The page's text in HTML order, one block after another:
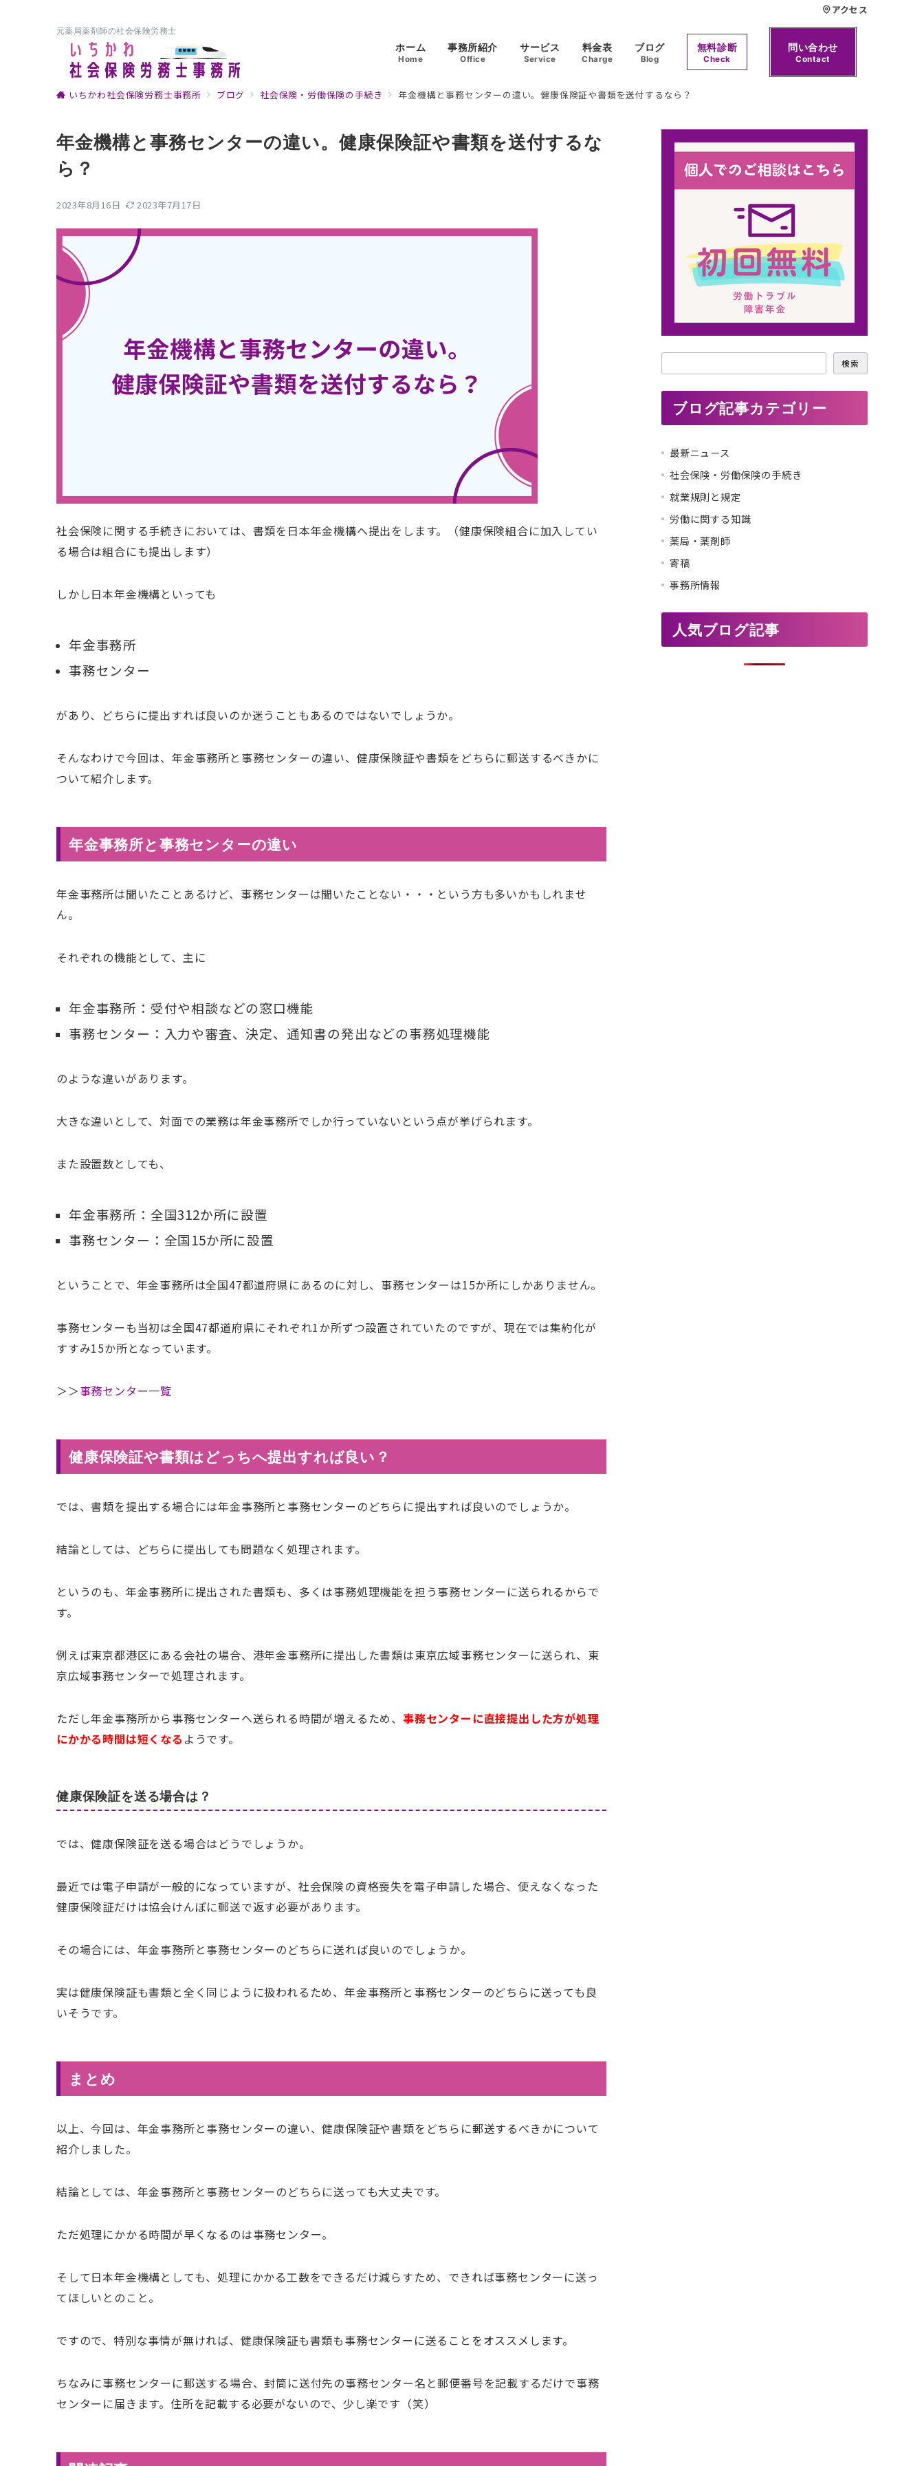
アクセス
元薬局薬剤師の社会保険労務士
ホーム
Home
事務所紹介
Office
サービス
Service
料金表
Charge
ブログ
Blog
無料診断
Check
問い合わせ
Contact
いちかわ社会保険労務士事務所 ブログ 社会保険・労働保険の手続き 年金機構と事務センターの違い。健康保険証や書類を送付するなら？
年金機構と事務センターの違い。健康保険証や書類を送付するな
ら？
2023年8月16日 2023年7月17日
社会保険に関する手続きにおいては、書類を日本年金機構へ提出をします。（健康保険組合に加入してい
る場合は組合にも提出します）
しかし日本年金機構といっても
年金事務所
事務センター
があり、どちらに提出すれば良いのか迷うこともあるのではないでしょうか。
そんなわけで今回は、年金事務所と事務センターの違い、健康保険証や書類をどちらに郵送するべきかに
ついて紹介します。
年金事務所と事務センターの違い
年金事務所は聞いたことあるけど、事務センターは聞いたことない・・・という方も多いかもしれませ
ん。
それぞれの機能として、主に
年金事務所：受付や相談などの窓口機能
事務センター：入力や審査、決定、通知書の発出などの事務処理機能
のような違いがあります。
大きな違いとして、対面での業務は年金事務所でしか行っていないという点が挙げられます。
また設置数としても、
年金事務所：全国312か所に設置
事務センター：全国15か所に設置
ということで、年金事務所は全国47都道府県にあるのに対し、事務センターは15か所にしかありません。
事務センターも当初は全国47都道府県にそれぞれ1か所ずつ設置されていたのですが、現在では集約化が
すすみ15か所となっています。
＞＞事務センター一覧
健康保険証や書類はどっちへ提出すれば良い？
では、書類を提出する場合には年金事務所と事務センターのどちらに提出すれば良いのでしょうか。
結論としては、どちらに提出しても問題なく処理されます。
というのも、年金事務所に提出された書類も、多くは事務処理機能を担う事務センターに送られるからで
す。
例えば東京都港区にある会社の場合、港年金事務所に提出した書類は東京広域事務センターに送られ、東
京広域事務センターで処理されます。
ただし年金事務所から事務センターへ送られる時間が増えるため、 事務センターに直接提出した方が処理
にかかる時間は短くなる ようです。
健康保険証を送る場合は？
では、健康保険証を送る場合はどうでしょうか。
最近では電子申請が一般的になっていますが、社会保険の資格喪失を電子申請した場合、使えなくなった
健康保険証だけは協会けんぽに郵送で返す必要があります。
その場合には、年金事務所と事務センターのどちらに送れば良いのでしょうか。
実は健康保険証も書類と全く同じように扱われるため、年金事務所と事務センターのどちらに送っても良
いそうです。
まとめ
以上、今回は、年金事務所と事務センターの違い、健康保険証や書類をどちらに郵送するべきかについて
紹介しました。
結論としては、年金事務所と事務センターのどちらに送っても大丈夫です。
ただ処理にかかる時間が早くなるのは事務センター。
そして日本年金機構としても、処理にかかる工数をできるだけ減らすため、できれば事務センターに送っ
てほしいとのこと。
ですので、特別な事情が無ければ、健康保険証も書類も事務センターに送ることをオススメします。
ちなみに事務センターに郵送する場合、封筒に送付先の事務センター名と郵便番号を記載するだけで事務
センターに届きます。住所を記載する必要がないので、少し楽です（笑）
索
検索
ブログ記事カテゴリー
最新ニュース
社会保険・労働保険の手続き
就業規則と規定
労働に関する知識
薬局・薬剤師
寄稿
事務所情報
人気ブログ記事